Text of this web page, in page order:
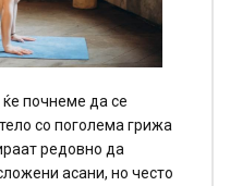
почнеме да се
со поголема грижа
редовно да
асани, но често